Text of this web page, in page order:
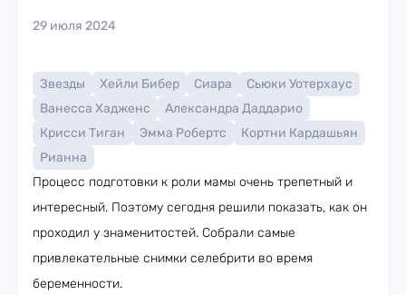
29 июля 2024
Звезды Хейли Бибер Сиара
Сьюки Уотерхаус
Ванесса Хадженс
Александра Даддарио
Крисси Тиган
Эмма Робертс
Кортни Кардашьян
Рианна
Процесс подготовки к роли мамы очень трепетный и
интересный. Поэтому сегодня решили показать, как он
проходил у знаменитостей. Собрали самые
привлекательные снимки селебрити во время
беременности.